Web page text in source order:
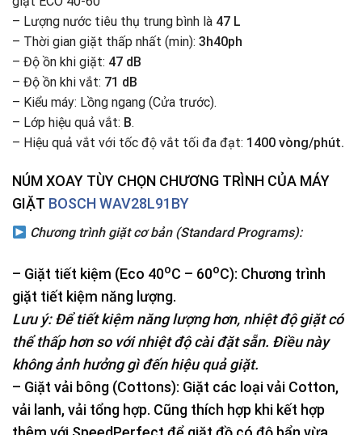
– Lượng nước tiêu thụ trung bình là 47 L
– Thời gian giặt thấp nhất (min): 3h40ph
– Độ ồn khi giặt: 47 dB
– Độ ồn khi vắt: 71 dB
– Kiểu máy: Lồng ngang (Cửa trước).
– Lớp hiệu quả vắt: B.
– Hiệu quả vắt với tốc độ vắt tối đa đạt: 1400 vòng/phút.
NÚM XOAY TÙY CHỌN CHƯƠNG TRÌNH CỦA MÁY
GIẶT BOSCH WAV28L91BY
Chương trình giặt cơ bản (Standard Programs):
– Giặt tiết kiệm (Eco 40oC – 60oC): Chương trình
giặt tiết kiệm năng lượng.
Lưu ý: Để tiết kiệm năng lượng hơn, nhiệt độ giặt có
thể thấp hơn so với nhiệt độ cài đặt sẵn. Điều này
không ảnh hưởng gì đến hiệu quả giặt.
– Giặt vải bông (Cottons): Giặt các loại vải Cotton,
vải lanh, vải tổng hợp. Cũng thích hợp khi kết hợp